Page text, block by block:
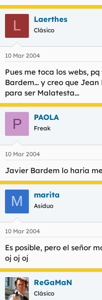
L Laerthes
Clásico
10 Mar 2004
Pues me toca los webs,
Bardem... y creo que
para ser Malatesta...
P PAOLA
Freak
10 Mar 2004
Javier Bardem lo haria
M marita
Asiduo
10 Mar 2004
Es posible, pero el señor
oj oj oj
ReGaMaN
Clásico